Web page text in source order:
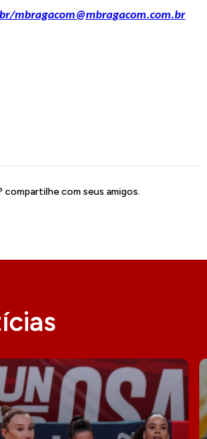
mbragacom@mbragacom.com.br
com seus amigos.